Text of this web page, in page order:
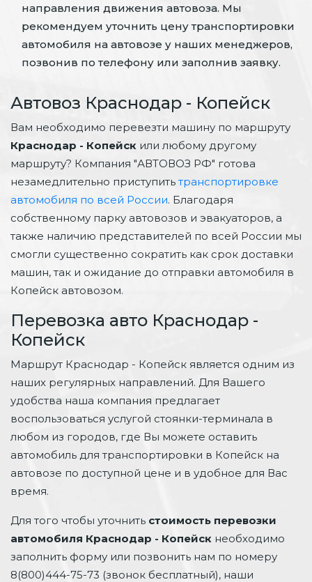
направления движения автовоза. Мы
рекомендуем уточнить цену транспортировки
автомобиля на автовозе у наших менеджеров,
позвонив по телефону или заполнив заявку.
Автовоз Краснодар - Копейск
Вам необходимо перевезти машину по маршруту
Краснодар - Копейск или любому другому
маршруту? Компания "АВТОВОЗ РФ" готова
незамедлительно приступитьтранспортировке
автомобиля по всей России. Благодаря
собственному парку автовозов и эвакуаторов, а
также наличию представителей по всей России мы
смогли существенно сократить как срок доставки
машин, так и ожидание до отправки автомобиля в
Копейск автовозом.
Перевозка авто Краснодар -
Копейск
Маршрут Краснодар - Копейск является одним из
наших регулярных направлений. Для Вашего
удобства наша компания предлагает
воспользоваться услугой стоянки-терминала в
любом из городов, где Вы можете оставить
автомобиль для транспортировки в Копейск на
автовозе по доступной цене и в удобное для Вас
время.
Для того чтобы уточнить стоимость перевозки
автомобиля Краснодар - Копейск необходимо
заполнить форму или позвонить нам по номеру
8(800)444-75-73 (звонок бесплатный), наши